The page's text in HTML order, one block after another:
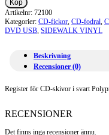
svart
25-
pack
Köp
Artikelnr: 72100
Kategorier: CD-fickor, CD-fodral,
DVD USB, SIDEWALK VINYL
Beskrivning
Recensioner (0)
Register för CD-skivor i svart
RECENSIONER
Det finns inga recensioner ännu.